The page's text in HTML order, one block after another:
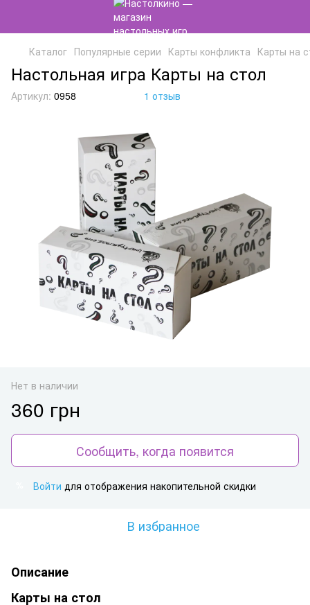
Каталог Популярные серии Карты конфликта Карты на
Настольная игра Карты на стол
Артикул: 0958 1 отзыв
Нет в наличии
360 грн
Сообщить, когда появится
Войти для отображения накопительной скидки
В избранное
Описание
Карты на стол